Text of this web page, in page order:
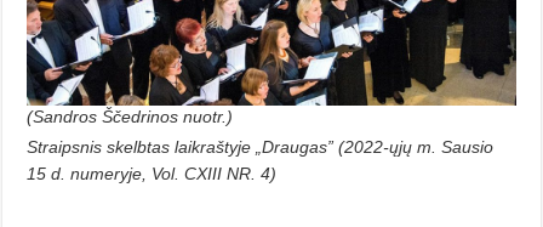
(Sandros Ščedrinos nuotr.)
Straipsnis skelbtas laikraštyje „Draugas” (2022-ųjų m. Sausio
15 d. numeryje, Vol. CXIII NR. 4)